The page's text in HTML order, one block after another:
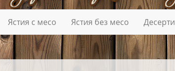
Ястия с месо Ястия без месо Десерти